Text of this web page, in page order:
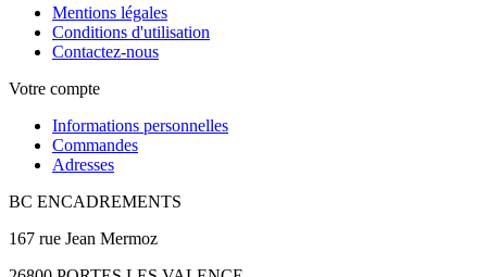
Mentions légales
Conditions d'utilisation
Contactez-nous
Votre compte
Informations personnelles
Commandes
Adresses
BC ENCADREMENTS
167 rue Jean Mermoz